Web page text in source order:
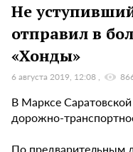
Не
отправил в
«Хонды»
6 августа 2019, 12:08
В Марксе
дорожно-
По предварительным